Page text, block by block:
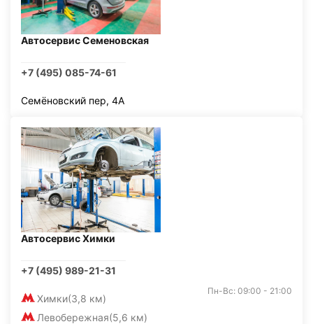
Автосервис Семеновская
+7 (495) 085-74-61
Семёновский пер, 4А
Автосервис Химки
+7 (495) 989-21-31
Химки(3,8 км)
Левобережная(5,6 км)
Пн-Вс: 09:00 - 21:00